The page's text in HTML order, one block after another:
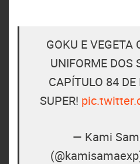
GOKU E VEGETA
UNIFORME DOS
CAPÍTULO 84
SUPER!
— Kami